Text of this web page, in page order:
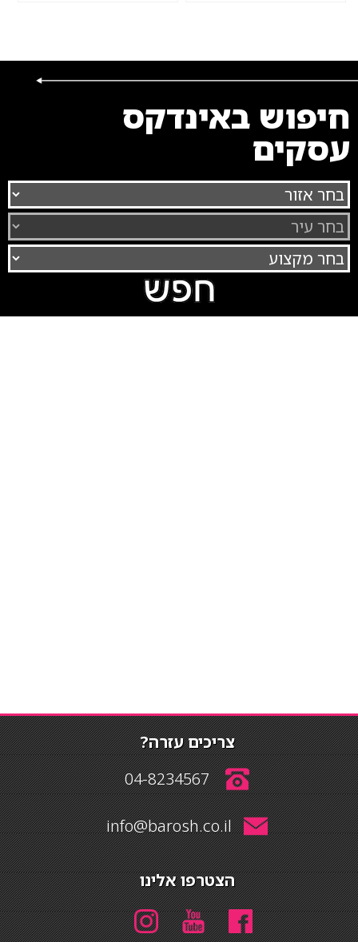
חיפוש באינדקס
עסקים
צריכים עזרה?
04-8234567
info@barosh.co.il
הצטרפו אלינו